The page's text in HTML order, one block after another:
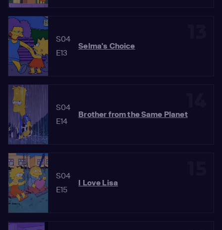
S04
E13
Selma's Choice
S04
E14
Brother from the Same Planet
S04
E15
I Love Lisa